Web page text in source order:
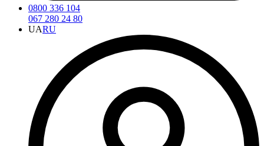
0800 336 104
067 280 24 80
UARU